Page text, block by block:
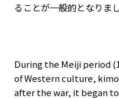
ることが一般的となりまし
During the Meiji period
of Western culture,
after the war, it began